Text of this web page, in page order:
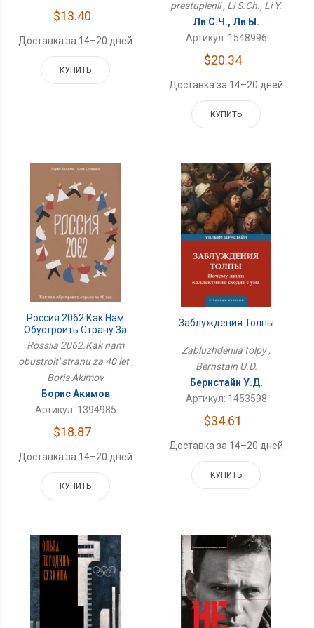
$13.40
Доставка за 14–20 дней
КУПИТЬ
prestuplenii , Li S.Ch., Li Y.
Ли С.Ч., Ли Ы.
Артикул: 1548996
$20.34
Доставка за 14–20 дней
КУПИТЬ
Россия 2062.Как Нам
Обустроить Страну За
40 Лет
Rossiia 2062.Kak nam
obustroit' stranu za 40 let ,
Boris Akimov
Борис Акимов
Артикул: 1394985
$18.87
Доставка за 14–20 дней
КУПИТЬ
Заблуждения Толпы
Zabluzhdeniia tolpy ,
Bernstain U.D.
Бернстайн У.Д.
Артикул: 1453598
$34.61
Доставка за 14–20 дней
КУПИТЬ